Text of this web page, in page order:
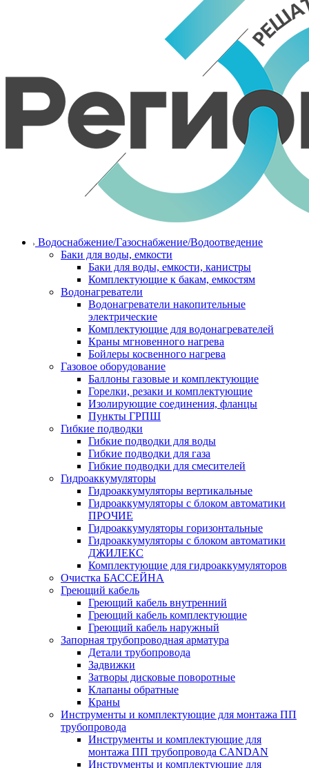
Водоснабжение/Газоснабжение/Водоотведение
Баки для воды, емкости
Баки для воды, емкости, канистры
Комплектующие к бакам, емкостям
Водонагреватели
Водонагреватели накопительные
электрические
Комплектующие для водонагревателей
Краны мгновенного нагрева
Бойлеры косвенного нагрева
Газовое оборудование
Баллоны газовые и комплектующие
Горелки, резаки и комплектующие
Изолирующие соединения, фланцы
Пункты ГРПШ
Гибкие подводки
Гибкие подводки для воды
Гибкие подводки для газа
Гибкие подводки для смесителей
Гидроаккумуляторы
Гидроаккумуляторы вертикальные
Гидроаккумуляторы с блоком автоматики
ПРОЧИЕ
Гидроаккумуляторы горизонтальные
Гидроаккумуляторы с блоком автоматики
ДЖИЛЕКС
Комплектующие для гидроаккумуляторов
Очистка БАССЕЙНА
Греющий кабель
Греющий кабель внутренний
Греющий кабель комплектующие
Греющий кабель наружный
Запорная трубопроводная арматура
Детали трубопровода
Задвижки
Затворы дисковые поворотные
Клапаны обратные
Краны
Инструменты и комплектующие для монтажа ПП
трубопровода
Инструменты и комплектующие для
монтажа ПП трубопровода CANDAN
Инструменты и комплектующие для